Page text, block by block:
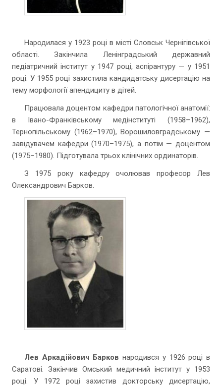
Народилася у 1923 році в місті Словськ Чернігівської
області. Закінчила Ленінградський державний
педіатричний інститут у 1947 році, аспірантуру — у 1951
році. У 1955 році захистила кандидатську дисертацію на
тему морфології апендициту в дітей.
Працювала доцентом кафедри патологічної анатомії:
в Івано-Франківському медінституті (1958–1962),
Тернопільському (1962–1970), Ворошиловградському —
завідувачем кафедри (1970–1975), а потім — доцентом
(1975–1980). Підготувала трьох клінічних ординаторів.
З 1975 року кафедру очолював професор Лев
Олександрович Барков.
Лев Аркадійович Барков народився у 1926 році в
Саратові. Закінчив Омський медичний інститут у 1953
році. У 1972 році захистив докторську дисертацію,